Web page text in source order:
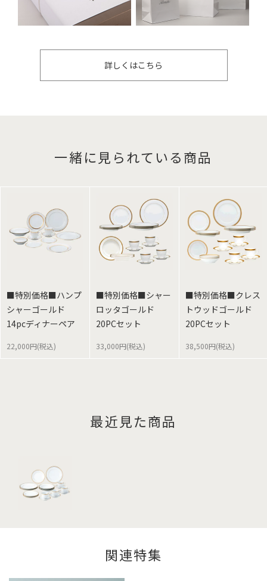
詳しくはこちら
一緒に見られている商品
■特別価格■ハンプ
シャーゴールド
14pcディナーペア
22,000円(税込)
■特別価格■シャー
ロッタゴールド
20PCセット
33,000円(税込)
■特別価格■クレス
トウッドゴールド
20PCセット
38,500円(税込)
最近見た商品
関連特集